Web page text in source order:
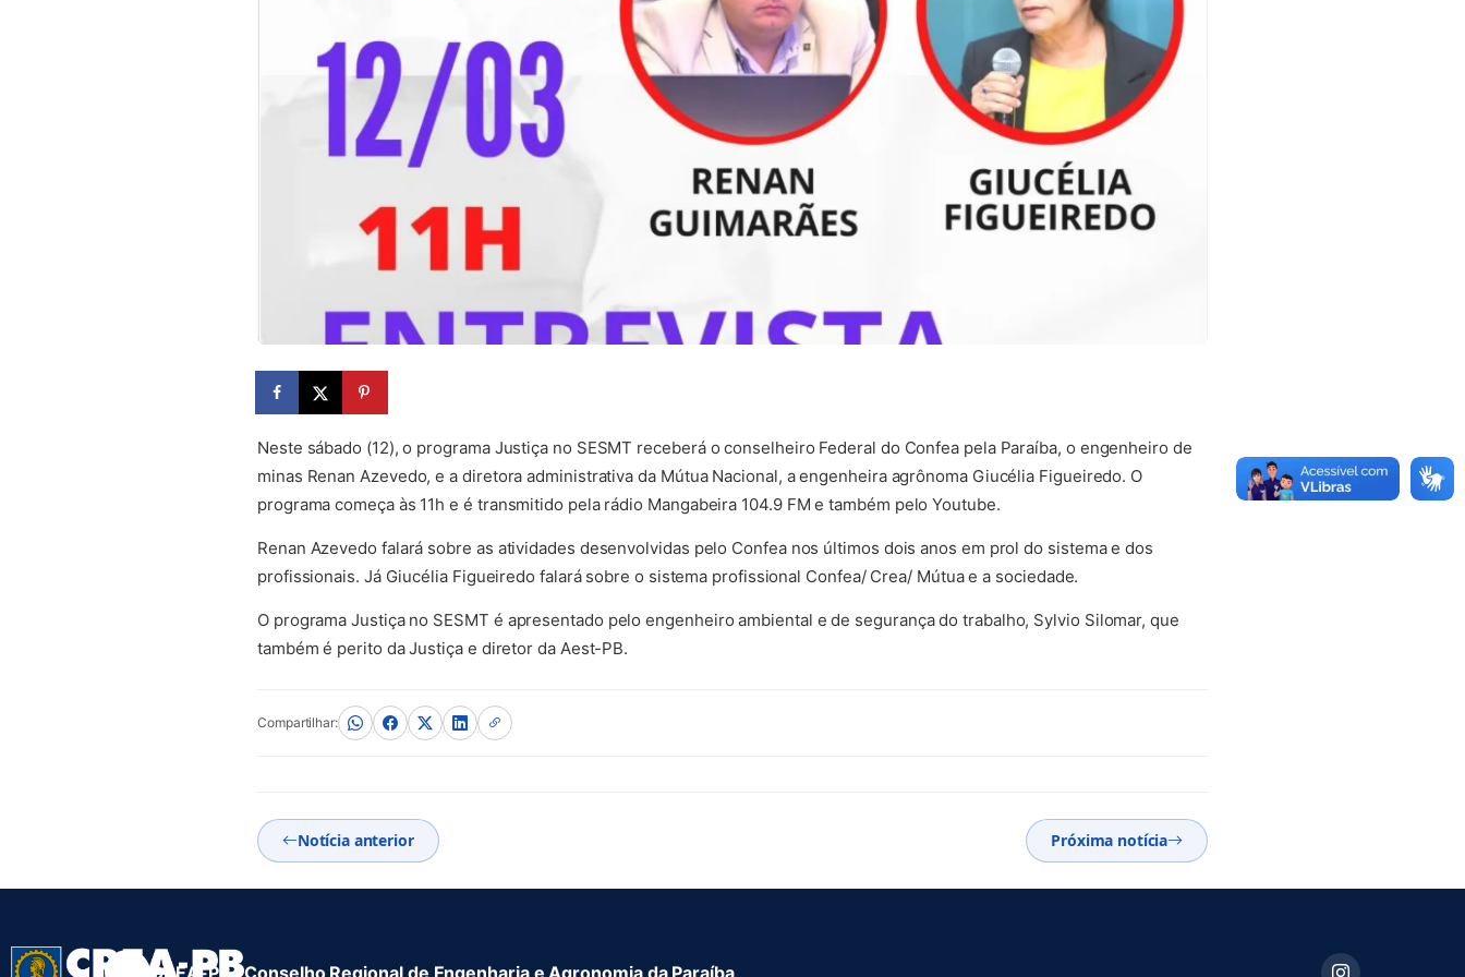
Neste sábado (12), o programa Justiça no SESMT receberá o conselheiro Federal do Confea pela Paraíba, o engenheiro de
minas Renan Azevedo, e a diretora administrativa da Mútua Nacional, a engenheira agrônoma Giucélia Figueiredo. O
programa começa às 11h e é transmitido pela rádio Mangabeira 104.9 FM e também pelo Youtube.
Renan Azevedo falará sobre as atividades desenvolvidas pelo Confea nos últimos dois anos em prol do sistema e dos
profissionais. Já Giucélia Figueiredo falará sobre o sistema profissional Confea/ Crea/ Mútua e a sociedade.
O programa Justiça no SESMT é apresentado pelo engenheiro ambiental e de segurança do trabalho, Sylvio Silomar, que
também é perito da Justiça e diretor da Aest-PB.
Compartilhar:
Notícia anterior Próxima notícia
CREA-PB · Conselho Regional de Engenharia e Agronomia da Paraíba